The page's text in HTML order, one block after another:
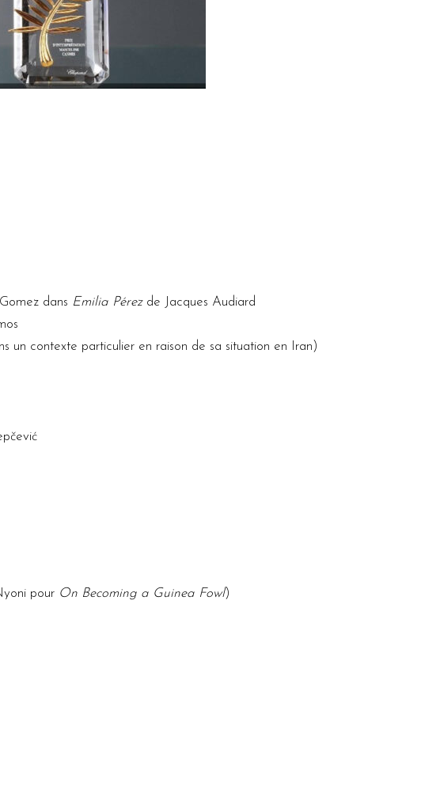
dans Emilia Pérezde Jacques Audiard
un contexte particulier en raison de sa situation en Iran)
pour On Becoming a Guinea Fowl)